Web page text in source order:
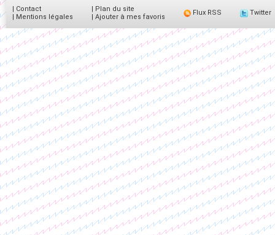
| Contact
| Mentions légales
| Plan du site
| Ajouter à mes favoris
Flux RSS Twitter